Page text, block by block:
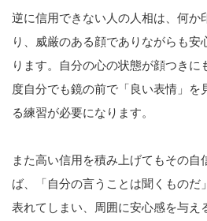
逆に信用できない人の人相は、何か
り、威厳のある顔でありながらも安
ります。自分の心の状態が顔つきに
度自分でも鏡の前で「良い表情」を
る練習が必要になります。
また高い信用を積み上げてもその自
ば、「自分の言うことは聞くものだ
表れてしまい、周囲に安心感を与え